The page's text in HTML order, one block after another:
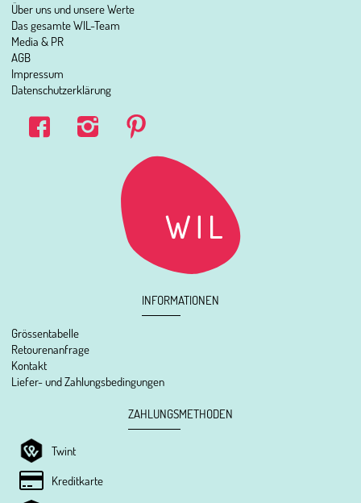
Über uns und unsere Werte
Das gesamte WIL-Team
Media & PR
AGB
Impressum
Datenschutzerklärung
INFORMATIONEN
Grössentabelle
Retourenanfrage
Kontakt
Liefer- und Zahlungsbedingungen
ZAHLUNGSMETHODEN
Twint
Kreditkarte